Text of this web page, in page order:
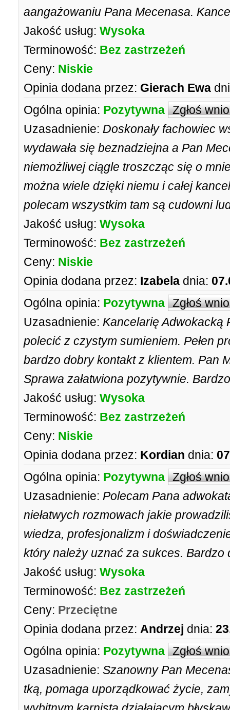
aangażowaniu Pana Mecenasa.
Jakość usług: Wysoka
Terminowość: Bez zastrzeżeń
Ceny: Niskie
Opinia dodana przez: Gierach Ewa
Ogólna opinia: Pozytywna Zgłoś
Uzasadnienie: Doskonały fachowiec
wydawała się beznadziejna a Pan
niemożliwej ciągle troszcząc się o
można wiele dzięki niemu i całej
polecam wszystkim tam są cudowni
Jakość usług: Wysoka
Terminowość: Bez zastrzeżeń
Ceny: Niskie
Opinia dodana przez: Izabela dnia:
Ogólna opinia: Pozytywna Zgłoś
Uzasadnienie: Kancelarię Adwokacką
polecić z czystym sumieniem. Pełen
bardzo dobry kontakt z klientem. Pan
Sprawa załatwiona pozytywnie.
Jakość usług: Wysoka
Terminowość: Bez zastrzeżeń
Ceny: Niskie
Opinia dodana przez: Kordian dnia:
Ogólna opinia: Pozytywna Zgłoś
Uzasadnienie: Polecam Pana
niełatwych rozmowach jakie
wiedza, profesjonalizm i
który należy uznać za sukces. Bardzo
Jakość usług: Wysoka
Terminowość: Bez zastrzeżeń
Ceny: Przeciętne
Opinia dodana przez: Andrzej dnia:
Ogólna opinia: Pozytywna Zgłoś
Uzasadnienie: Szanowny Pan
tką, pomaga uporządkować życie,